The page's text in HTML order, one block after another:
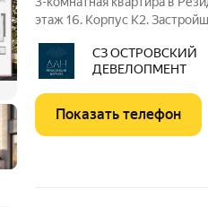
этаж 16. Корпус К2.
ипотека. Квартира в жилом
«Резиденция ДАН» от
СЗ ОСТРОВСКИЙ
ДЕВЕЛОПМЕНТ
Показать телефон